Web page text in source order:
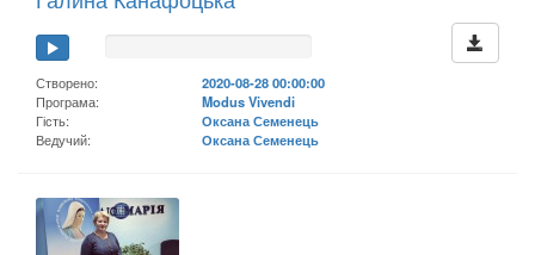
Створено:
2020-08-28 00:00:00
Програма:
Modus Vivendi
Гість:
Оксана Семенець
Ведучий:
Оксана Семенець